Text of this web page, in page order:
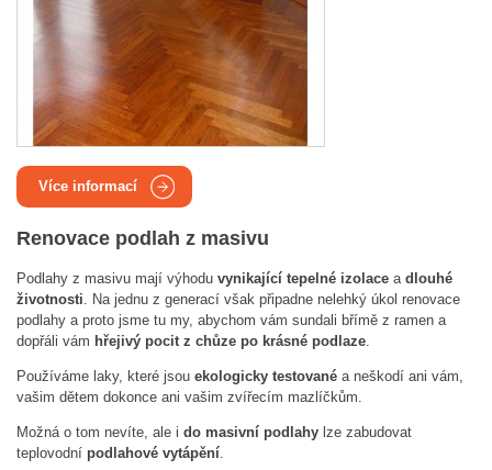
Více informací
Renovace podlah z masivu
Podlahy z masivu mají výhodu vynikající tepelné izolace a dlouhé
životnosti. Na jednu z generací však připadne nelehký úkol renovace
podlahy a proto jsme tu my, abychom vám sundali břímě z ramen a
dopřáli vám hřejivý pocit z chůze po krásné podlaze.
Používáme laky, které jsou ekologicky testované a neškodí ani vám,
vašim dětem dokonce ani vašim zvířecím mazlíčkům.
Možná o tom nevíte, ale i do masivní podlahy lze zabudovat
teplovodní podlahové vytápění.